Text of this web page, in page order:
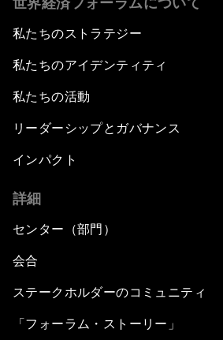
私たちのストラテジー
私たちのアイデンティティ
私たちの活動
リーダーシップとガバナンス
インパクト
詳細
センター（部門）
会合
ステークホルダーのコミュニティ
「フォーラム・ストーリー」